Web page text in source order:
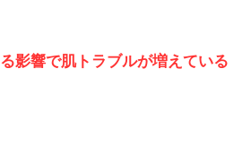
影響で肌トラブルが増えている